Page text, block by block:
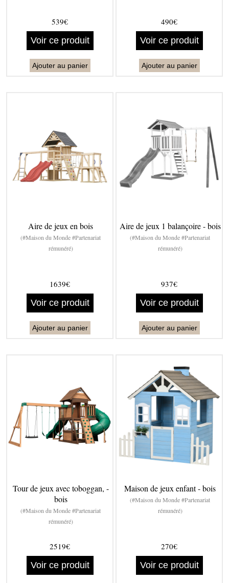
539€
Voir ce produit
Ajouter au panier
490€
Voir ce produit
Ajouter au panier
Aire de jeux en bois
(#Maison du Monde #Partenariat
rémunéré)
1639€
Voir ce produit
Ajouter au panier
Aire de jeux 1 balançoire - bois
(#Maison du Monde #Partenariat
rémunéré)
937€
Voir ce produit
Ajouter au panier
Tour de jeux avec toboggan, -
bois
(#Maison du Monde #Partenariat
rémunéré)
2519€
Voir ce produit
Maison de jeux enfant - bois
(#Maison du Monde #Partenariat
rémunéré)
270€
Voir ce produit